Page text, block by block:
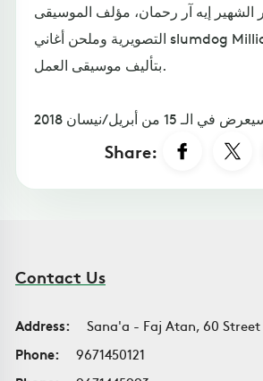
الشهير إيه آر رحمان، مؤلف الموسيقى
التصويرية وملحن أغاني slumdog Millionaire سيقوم
بتأليف موسيقى العمل.
Share:
Contact Us
Address:
Sana'a - Faj Atan, 60 Street
Phone:
9671450121